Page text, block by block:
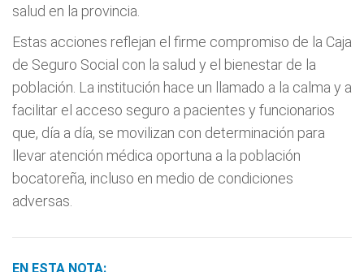
salud en la provincia.
Estas acciones reflejan el firme compromiso de la Caja
de Seguro Social con la salud y el bienestar de la
población. La institución hace un llamado a la calma y a
facilitar el acceso seguro a pacientes y funcionarios
que, día a día, se movilizan con determinación para
llevar atención médica oportuna a la población
bocatoreña, incluso en medio de condiciones
adversas.
EN ESTA NOTA: